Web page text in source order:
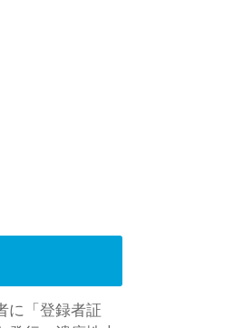
に「登録者証